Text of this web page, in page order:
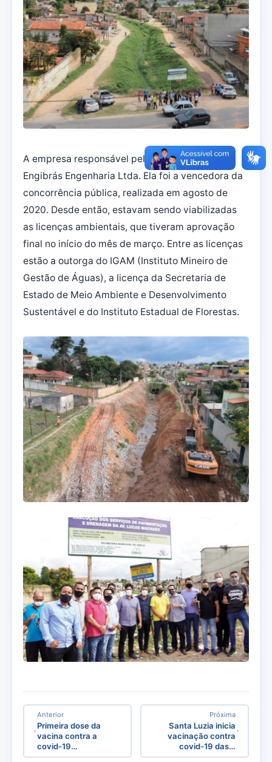
A empresa responsável pela intervenção será a
Engibrás Engenharia Ltda. Ela foi a vencedora da
concorrência pública, realizada em agosto de
2020. Desde então, estavam sendo viabilizadas
as licenças ambientais, que tiveram aprovação
final no início do mês de março. Entre as licenças
estão a outorga do IGAM (Instituto Mineiro de
Gestão de Águas), a licença da Secretaria de
Estado de Meio Ambiente e Desenvolvimento
Sustentável e do Instituto Estadual de Florestas.
Anterior
Primeira dose da
vacina contra a
covid-19…
Próxima
Santa Luzia inicia
vacinação contra
covid-19 das…